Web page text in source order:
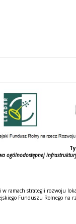
ogólnodostępnej
ramach strategii rozwoju
Funduszu Rolnego